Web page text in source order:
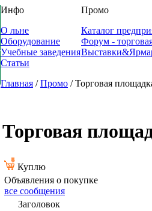
Инфо
О льне
Оборудование
Учебные заведения
Статьи
Промо
Каталог
Форум -
Главная /Промо / Торговая
Торговая
Куплю
Объявления о покупке
все сообщения
Заголовок